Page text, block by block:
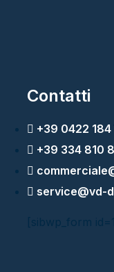
Contatti
+39 0422 184
+39 334 810
service@vd-
[sibwp_form